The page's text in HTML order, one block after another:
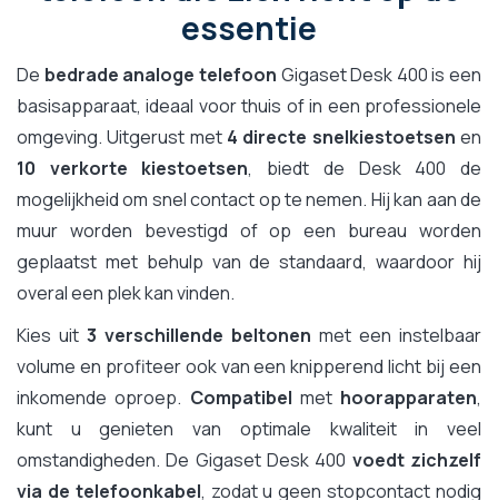
essentie
De bedrade analoge telefoon Gigaset Desk 400 is een
basisapparaat, ideaal voor thuis of in een professionele
omgeving. Uitgerust met 4 directe snelkiestoetsen en
10 verkorte kiestoetsen, biedt de Desk 400 de
mogelijkheid om snel contact op te nemen. Hij kan aan de
muur worden bevestigd of op een bureau worden
geplaatst met behulp van de standaard, waardoor hij
overal een plek kan vinden.
Kies uit 3 verschillende beltonen met een instelbaar
volume en profiteer ook van een knipperend licht bij een
inkomende oproep. Compatibel met hoorapparaten,
kunt u genieten van optimale kwaliteit in veel
omstandigheden. De Gigaset Desk 400 voedt zichzelf
via de telefoonkabel, zodat u geen stopcontact nodig